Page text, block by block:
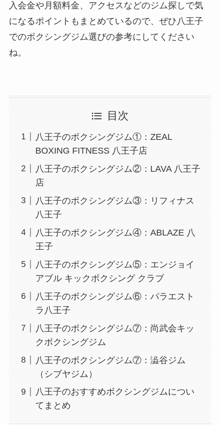
入会金や月額料金、アクセスなどのジム探しで気
になるポイントもまとめているので、ぜひ八王子
でのボクシングジム選びの参考にしてください
ね。
目次
八王子のボクシングジム①：ZEAL
BOXING FITNESS 八王子店
八王子のボクシングジム②：LAVA 八王子
店
八王子のボクシングジム③：リフィナス
八王子
八王子のボクシングジム④：ABLAZE 八
王子
八王子のボクシングジム⑤：エンジョイ
アブル キックボクシング クラブ
八王子のボクシングジム⑥：パラエスト
ラ八王子
八王子のボクシングジム⑦：尚武会キッ
クボクシングジム
八王子のボクシングジム⑦：澁谷ジム
（シブヤジム）
八王子のおすすめボクシングジムについ
てまとめ